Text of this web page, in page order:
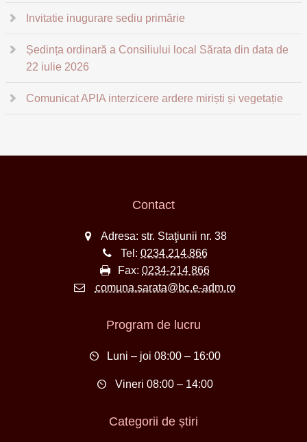
Invitatie inugurare sediu primărie
Ședința ordinară a Consiliului local Sărata din data de
22 iulie 2026
Comunicat APIA interzicere ardere miriști și vegetație
Contact
Adresa: str. Staţiunii nr. 38
Tel: 0234.214.866
Fax: 0234-214 866
comuna.sarata@bc.e-adm.ro
Program de lucru
Luni – joi 08:00 – 16:00
Vineri 08:00 – 14:00
Categorii de știri